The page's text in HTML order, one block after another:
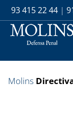
93 415 22 44 |
Molins